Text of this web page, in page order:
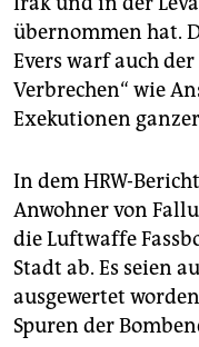
übernommen hat.
Evers warf auch
Verbrechen“ wie
Exekutionen
In dem HRW-
Anwohner von
die Luftwaffe
Stadt ab. Es seien
ausgewertet
Spuren der